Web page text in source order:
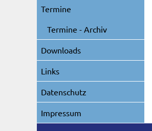
Termine
Termine - Archiv
Downloads
Links
Datenschutz
Impressum